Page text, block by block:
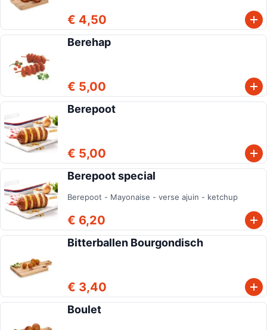
€ 4,50
Berehap
€ 5,00
Berepoot
€ 5,00
Berepoot special
Berepoot - Mayonaise - verse ajuin - ketchup
€ 6,20
Bitterballen Bourgondisch
€ 3,40
Boulet